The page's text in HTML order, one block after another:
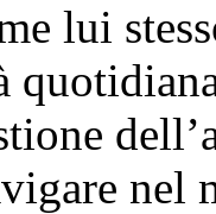
lui
nel